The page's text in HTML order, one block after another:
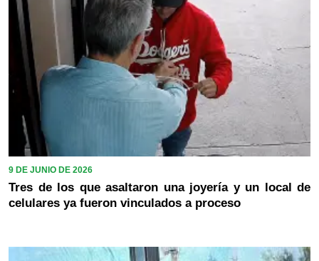
9 DE JUNIO DE 2026
Tres de los que asaltaron una joyería y un local de
celulares ya fueron vinculados a proceso